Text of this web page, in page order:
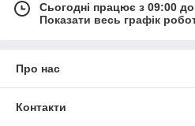
Сьогодні працює з 09:00
Показати весь графік
Про нас
Контакти